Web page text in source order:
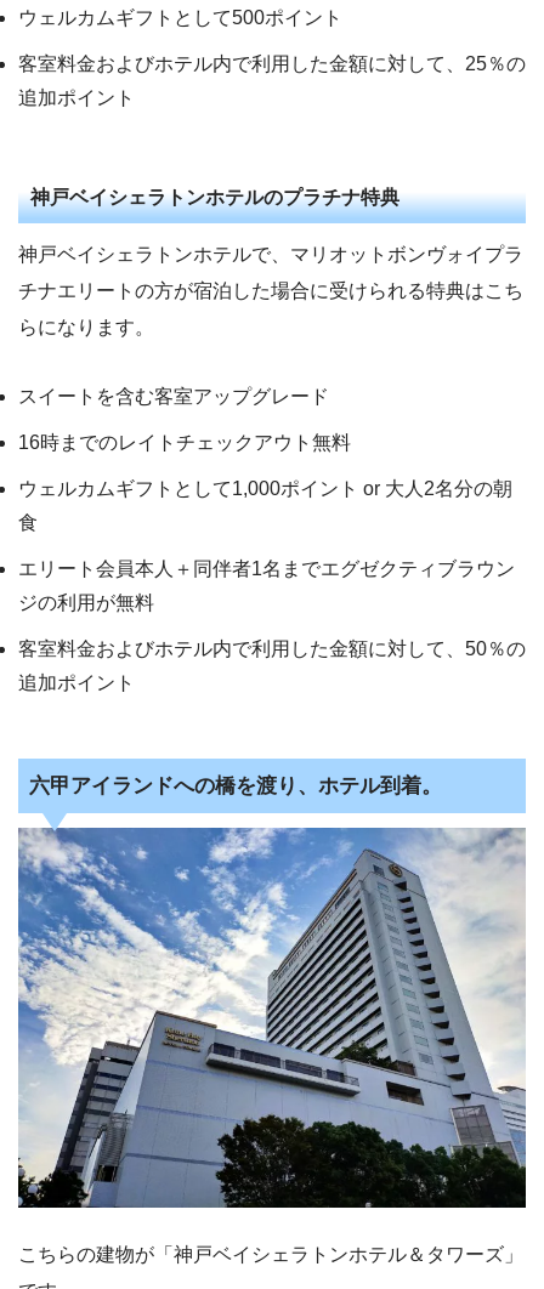
ウェルカムギフトとして500ポイント
客室料金およびホテル内で利用した金額に対して、25％の
追加ポイント
神戸ベイシェラトンホテルのプラチナ特典
神戸ベイシェラトンホテルで、マリオットボンヴォイプラ
チナエリートの方が宿泊した場合に受けられる特典はこち
らになります。
スイートを含む客室アップグレード
16時までのレイトチェックアウト無料
ウェルカムギフトとして1,000ポイント or 大人2名分の朝
食
エリート会員本人＋同伴者1名までエグゼクティブラウン
ジの利用が無料
客室料金およびホテル内で利用した金額に対して、50％の
追加ポイント
六甲アイランドへの橋を渡り、ホテル到着。
こちらの建物が「神戸ベイシェラトンホテル＆タワーズ」